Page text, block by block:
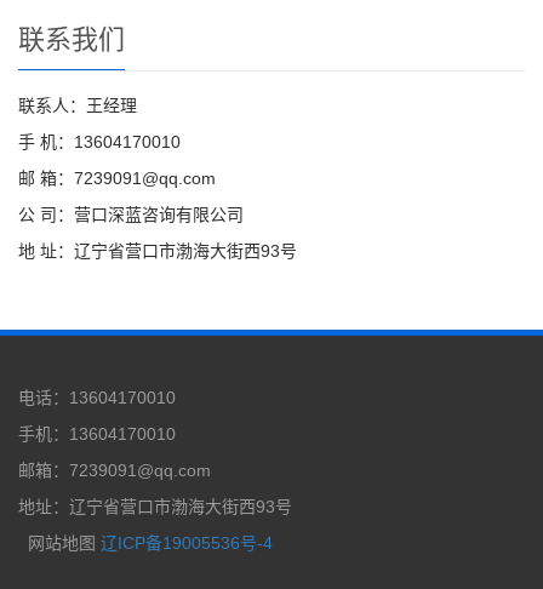
联系我们
联系人：王经理
手 机：13604170010
邮 箱：7239091@qq.com
公 司：营口深蓝咨询有限公司
地 址：辽宁省营口市渤海大街西93号
电话：13604170010
手机：13604170010
邮箱：7239091@qq.com
地址：辽宁省营口市渤海大街西93号
网站地图 辽ICP备19005536号-4